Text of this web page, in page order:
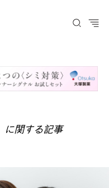
に関する記事